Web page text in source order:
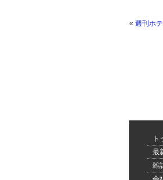
« 週刊ホ
ト
最
雑